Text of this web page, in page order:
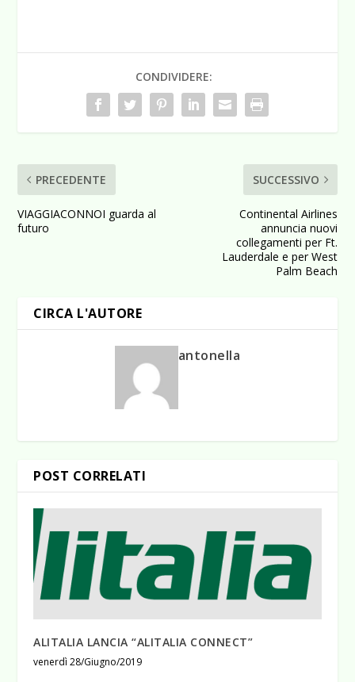
CONDIVIDERE:
PRECEDENTE
VIAGGIACONNOI guarda al
futuro
SUCCESSIVO
Continental Airlines
annuncia nuovi
collegamenti per Ft.
Lauderdale e per West
Palm Beach
CIRCA L'AUTORE
antonella
POST CORRELATI
ALITALIA LANCIA “ALITALIA CONNECT”
venerdì 28/Giugno/2019